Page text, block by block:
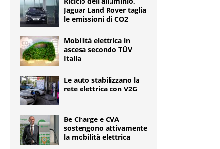
Jaguar Land Rover taglia
le emissioni di CO2
Mobilità elettrica in
ascesa secondo TÜV
Italia
Le auto stabilizzano la
rete elettrica con V2G
Be Charge e CVA
sostengono attivamente
la mobilità elettrica